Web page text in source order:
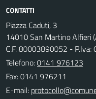
CONTATTI
Piazza Caduti, 3
14010 San Martino Alfieri
C.F. 80003890052 -
Telefono:0141 976123
Fax: 0141 976211
E-mail: